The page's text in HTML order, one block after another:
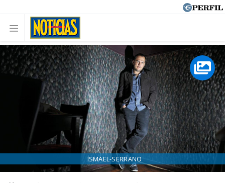
ISMAEL-SERRANO